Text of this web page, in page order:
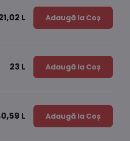
L Adaugă la Coș
23 L Adaugă la Coș
L Adaugă la Coș